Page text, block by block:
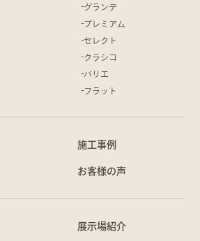
グランデ
プレミアム
セレクト
クラシコ
バリエ
フラット
施工事例
お客様の声
展示場紹介